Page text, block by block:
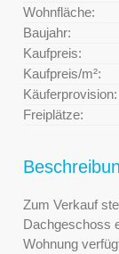
Wohnfläche:
Baujahr:
Kaufpreis:
Kaufpreis/m²:
Käuferprovision:
Freiplätze:
Zum Verkauf
Dachgeschoss
Wohnung